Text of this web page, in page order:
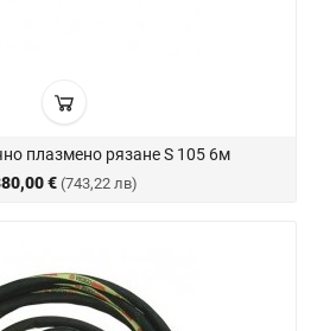
плазмено рязане S 105 6м
€ (743,22 лв)